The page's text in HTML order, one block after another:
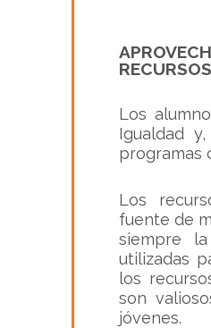
RECURSOS
Los
Igualdad
programas
Los
fuente de
siempre
utilizadas
los
son
jóvenes.